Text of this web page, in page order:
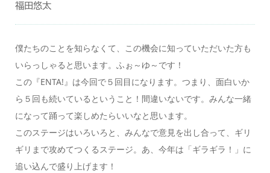
福田悠太
僕たちのことを知らなくて、この機会に知っていただいた方も
いらっしゃると思います。ふぉ～ゆ～です！
この『ENTA!』は今回で５回目になります。つまり、面白いか
ら５回も続いているということ！間違いないです。みんな一緒
になって踊って楽しめたらいいなと思います。
このステージはいろいろと、みんなで意見を出し合って、ギリ
ギリまで攻めてつくるステージ。あ、今年は「ギラギラ！」に
追い込んで盛り上げます！